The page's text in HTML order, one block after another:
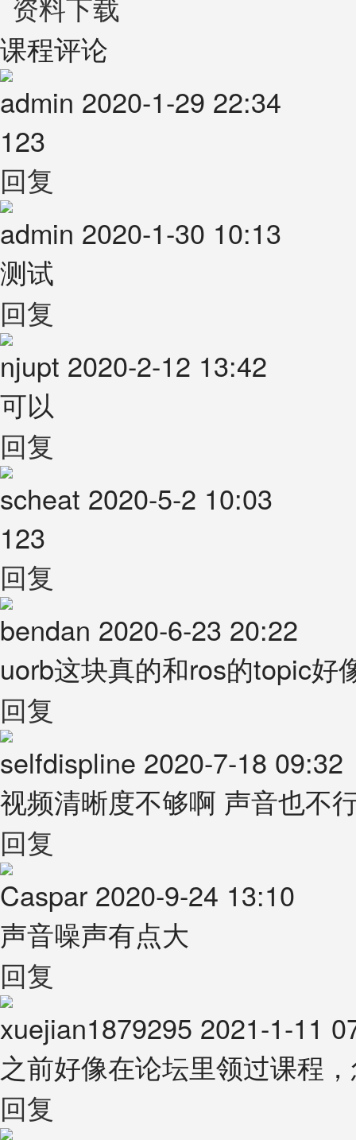
课程评论
admin 2020-1-29 22:34
123
回复
admin 2020-1-30 10:13
测试
回复
njupt 2020-2-12 13:42
可以
回复
scheat 2020-5-2 10:03
123
回复
bendan 2020-6-23 20:22
uorb这块真的和ros的topic好
回复
selfdispline 2020-7-18 09:32
视频清晰度不够啊 声音也不
回复
Caspar 2020-9-24 13:10
声音噪声有点大
回复
xuejian1879295 2021-1-11
之前好像在论坛里领过课程
回复